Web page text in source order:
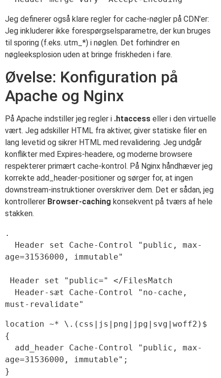
Jeg definerer også klare regler for cache-nøgler på CDN'er:
Jeg inkluderer ikke forespørgselsparametre, der kun bruges
til sporing (f.eks. utm_*) i nøglen. Det forhindrer en
nøgleeksplosion uden at bringe friskheden i fare.
Øvelse: Konfiguration på
Apache og Nginx
På Apache indstiller jeg regler i .htaccess eller i den virtuelle
vært. Jeg adskiller HTML fra aktiver, giver statiske filer en
lang levetid og sikrer HTML med revalidering. Jeg undgår
konflikter med Expires-headere, og moderne browsere
respekterer primært cache-kontrol. På Nginx håndhæver jeg
korrekte add_header-positioner og sørger for, at ingen
downstream-instruktioner overskriver dem. Det er sådan, jeg
kontrollerer Browser-caching konsekvent på tværs af hele
stakken.
.
age=31536000, immutable"
location ~* \.(css|js|png|jpg|svg|woff2)$
{
age=31536000, immutable";
}